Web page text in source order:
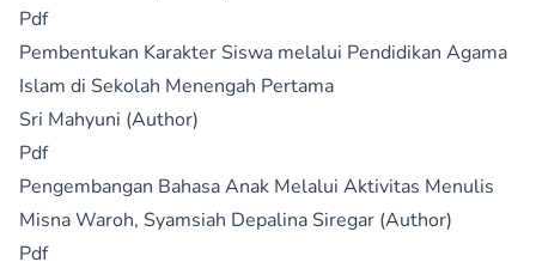
Pdf
Pembentukan Karakter Siswa melalui Pendidikan Agama
Islam di Sekolah Menengah Pertama
Sri Mahyuni (Author)
Pdf
Pengembangan Bahasa Anak Melalui Aktivitas Menulis
Misna Waroh, Syamsiah Depalina Siregar (Author)
Pdf